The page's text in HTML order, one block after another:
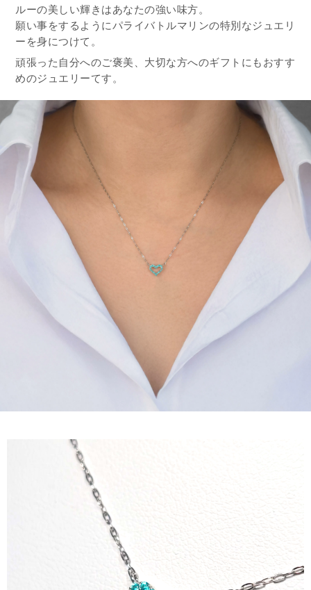
ルーの美しい輝きはあなたの強い味方。
願い事をするようにパライバトルマリンの特別なジュエリ
ーを身につけて。
頑張った自分へのご褒美、大切な方へのギフトにもおすす
めのジュエリーてす。